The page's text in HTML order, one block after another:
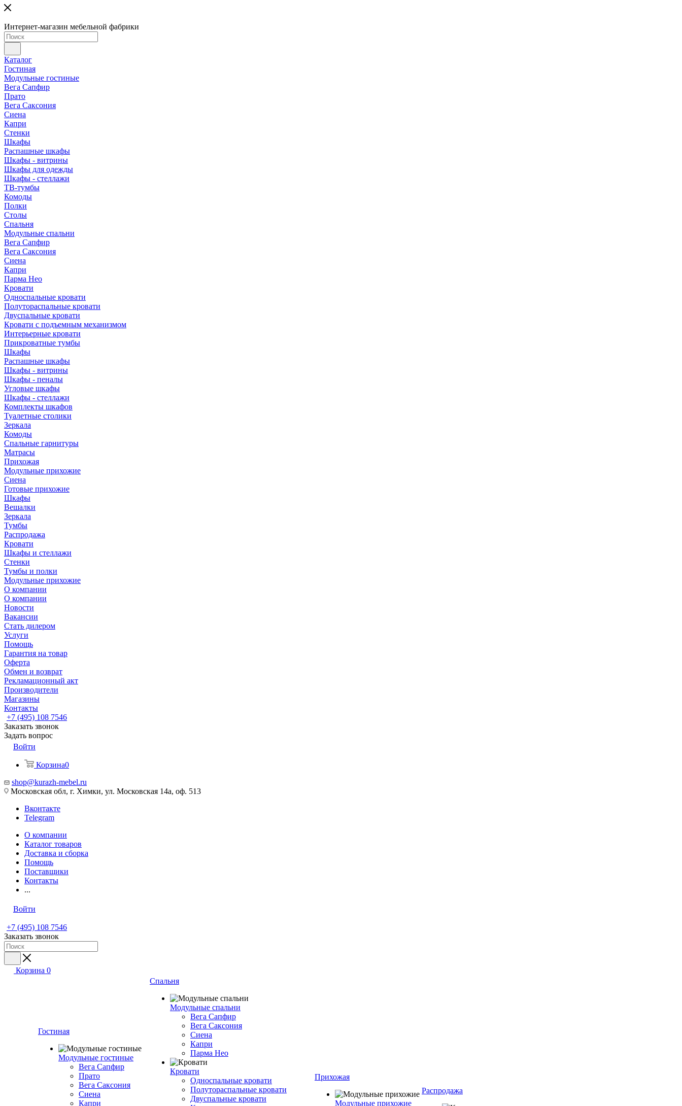
Интернет-магазин мебельной фабрики
Каталог
Гостиная
Модульные гостиные
Вега Сапфир
Прато
Вега Саксония
Сиена
Капри
Стенки
Шкафы
Распашные шкафы
Шкафы - витрины
Шкафы для одежды
Шкафы - стеллажи
ТВ-тумбы
Комоды
Полки
Столы
Спальня
Модульные спальни
Вега Сапфир
Вега Саксония
Сиена
Капри
Парма Нео
Кровати
Односпальные кровати
Полутораспальные кровати
Двуспальные кровати
Кровати с подъемным механизмом
Интерьерные кровати
Прикроватные тумбы
Шкафы
Распашные шкафы
Шкафы - витрины
Шкафы - пеналы
Угловые шкафы
Шкафы - стеллажи
Комплекты шкафов
Туалетные столики
Зеркала
Комоды
Спальные гарнитуры
Матрасы
Прихожая
Модульные прихожие
Сиена
Готовые прихожие
Шкафы
Вешалки
Зеркала
Тумбы
Распродажа
Кровати
Шкафы и стеллажи
Стенки
Тумбы и полки
Модульные прихожие
О компании
О компании
Новости
Вакансии
Стать дилером
Услуги
Помощь
Гарантия на товар
Оферта
Обмен и возврат
Рекламационный акт
Производители
Магазины
Контакты
+7 (495) 108 7546
Заказать звонок
Задать вопрос
Войти
Корзина0
shop@kurazh-mebel.ru
Московская обл, г. Химки, ул. Московская 14а, оф. 513
Вконтакте
Telegram
О компании
Каталог товаров
Доставка и сборка
Помощь
Поставщики
Контакты
...
Войти
+7 (495) 108 7546
Заказать звонок
Корзина 0
Гостиная
Модульные гостиные
Вега Сапфир
Прато
Вега Саксония
Сиена
Капри
Спальня
Модульные спальни
Вега Сапфир
Вега Саксония
Сиена
Капри
Парма Нео
Кровати
Односпальные кровати
Полутораспальные кровати
Двуспальные кровати
Прихожая
Модульные прихожие
Распродажа